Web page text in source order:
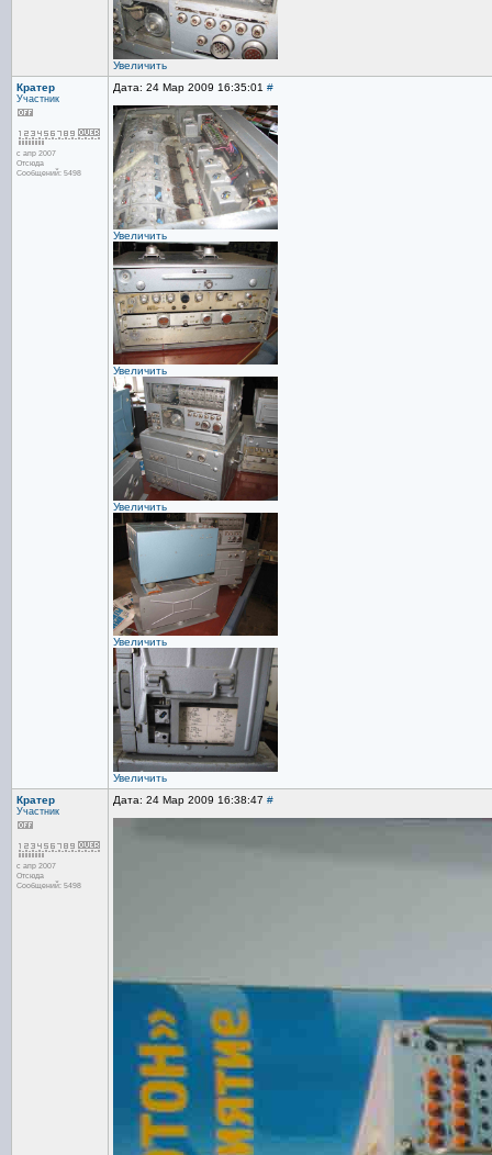
Увеличить
Кратер
Участник
с апр 2007
Отсюда
Сообщений: 5498
Дата: 24 Мар 2009 16:35:01 #
Увеличить
Увеличить
Увеличить
Увеличить
Увеличить
Кратер
Участник
с апр 2007
Отсюда
Сообщений: 5498
Дата: 24 Мар 2009 16:38:47 #